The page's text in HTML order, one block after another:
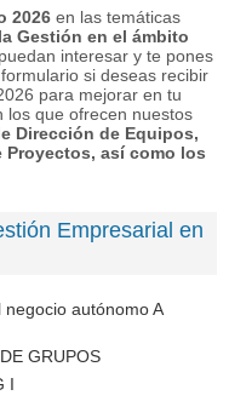
2026 en las temáticas
Gestión en el ámbito
interesar y te pones
si deseas recibir
para mejorar en tu
los que ofrecen nuestos
Dirección de Equipos,
Proyectos, así como los
Empresarial en
autónomo A
GRUPOS
I